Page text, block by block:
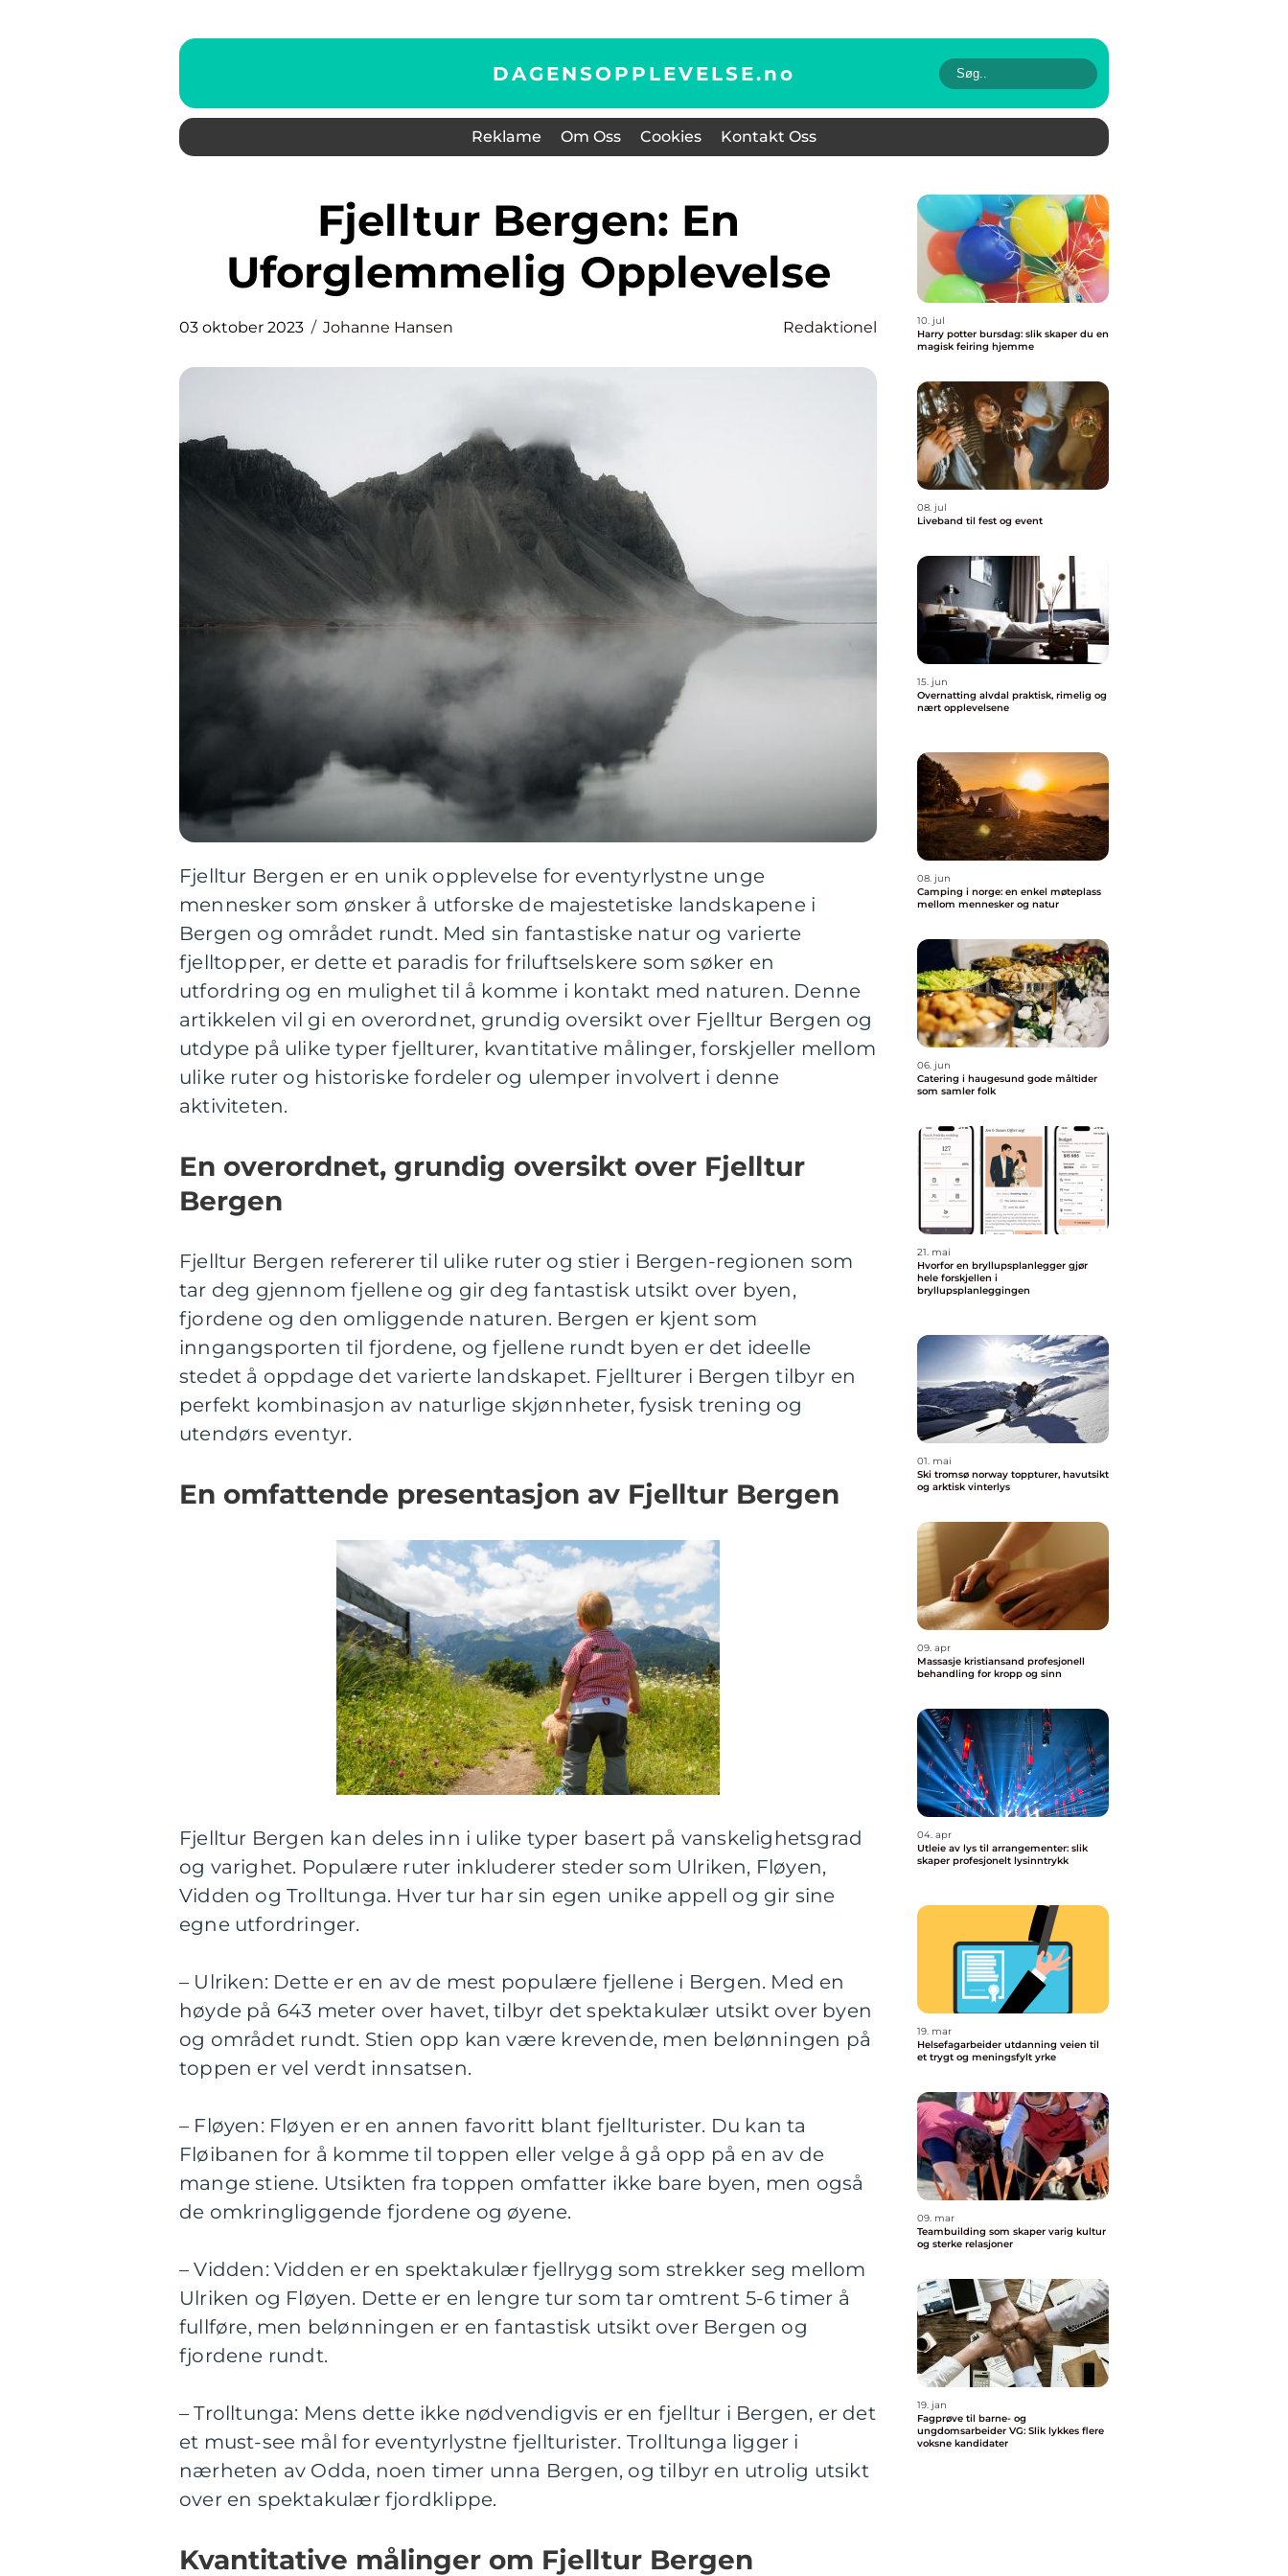
DAGENSOPPLEVELSE.no
Reklame Om Oss Cookies Kontakt Oss
Fjelltur Bergen: En
Uforglemmelig Opplevelse
03 oktober 2023 Johanne Hansen Redaktionel
Fjelltur Bergen er en unik opplevelse for eventyrlystne unge
mennesker som ønsker å utforske de majestetiske landskapene i
Bergen og området rundt. Med sin fantastiske natur og varierte
fjelltopper, er dette et paradis for friluftselskere som søker en
utfordring og en mulighet til å komme i kontakt med naturen. Denne
artikkelen vil gi en overordnet, grundig oversikt over Fjelltur Bergen og
utdype på ulike typer fjellturer, kvantitative målinger, forskjeller mellom
ulike ruter og historiske fordeler og ulemper involvert i denne
aktiviteten.
En overordnet, grundig oversikt over Fjelltur
Bergen
Fjelltur Bergen refererer til ulike ruter og stier i Bergen-regionen som
tar deg gjennom fjellene og gir deg fantastisk utsikt over byen,
fjordene og den omliggende naturen. Bergen er kjent som
inngangsporten til fjordene, og fjellene rundt byen er det ideelle
stedet å oppdage det varierte landskapet. Fjellturer i Bergen tilbyr en
perfekt kombinasjon av naturlige skjønnheter, fysisk trening og
utendørs eventyr.
En omfattende presentasjon av Fjelltur Bergen
Fjelltur Bergen kan deles inn i ulike typer basert på vanskelighetsgrad
og varighet. Populære ruter inkluderer steder som Ulriken, Fløyen,
Vidden og Trolltunga. Hver tur har sin egen unike appell og gir sine
egne utfordringer.
– Ulriken: Dette er en av de mest populære fjellene i Bergen. Med en
høyde på 643 meter over havet, tilbyr det spektakulær utsikt over byen
og området rundt. Stien opp kan være krevende, men belønningen på
toppen er vel verdt innsatsen.
– Fløyen: Fløyen er en annen favoritt blant fjellturister. Du kan ta
Fløibanen for å komme til toppen eller velge å gå opp på en av de
mange stiene. Utsikten fra toppen omfatter ikke bare byen, men også
de omkringliggende fjordene og øyene.
– Vidden: Vidden er en spektakulær fjellrygg som strekker seg mellom
Ulriken og Fløyen. Dette er en lengre tur som tar omtrent 5-6 timer å
fullføre, men belønningen er en fantastisk utsikt over Bergen og
fjordene rundt.
– Trolltunga: Mens dette ikke nødvendigvis er en fjelltur i Bergen, er det
et must-see mål for eventyrlystne fjellturister. Trolltunga ligger i
nærheten av Odda, noen timer unna Bergen, og tilbyr en utrolig utsikt
over en spektakulær fjordklippe.
Kvantitative målinger om Fjelltur Bergen
10. jul
Harry potter bursdag: slik skaper du en
magisk feiring hjemme
08. jul
Liveband til fest og event
15. jun
Overnatting alvdal praktisk, rimelig og
nært opplevelsene
08. jun
Camping i norge: en enkel møteplass
mellom mennesker og natur
06. jun
Catering i haugesund gode måltider
som samler folk
21. mai
Hvorfor en bryllupsplanlegger gjør
hele forskjellen i
bryllupsplanleggingen
01. mai
Ski tromsø norway toppturer, havutsikt
og arktisk vinterlys
09. apr
Massasje kristiansand profesjonell
behandling for kropp og sinn
04. apr
Utleie av lys til arrangementer: slik
skaper profesjonelt lysinntrykk
19. mar
Helsefagarbeider utdanning veien til
et trygt og meningsfylt yrke
09. mar
Teambuilding som skaper varig kultur
og sterke relasjoner
19. jan
Fagprøve til barne- og
ungdomsarbeider VG: Slik lykkes flere
voksne kandidater